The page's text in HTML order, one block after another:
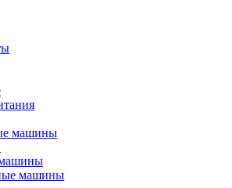
машины
машины
машины